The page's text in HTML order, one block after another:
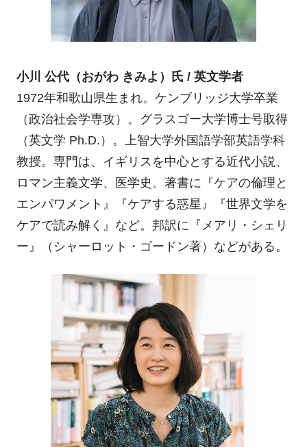
小川 公代（おがわ きみよ）氏 / 英文学者
1972年和歌山県生まれ。ケンブリッジ大学卒業
（政治社会学専攻）。グラスゴー大学博士号取得
（英文学 Ph.D.）。上智大学外国語学部英語学科
教授。専門は、イギリスを中心とする近代小説、
ロマン主義文学、医学史。著書に『ケアの倫理と
エンパワメント』『ケアする惑星』『世界文学を
ケアで読み解く』など。邦訳に『メアリ・シェリ
ー』（シャーロット・ゴードン著）などがある。